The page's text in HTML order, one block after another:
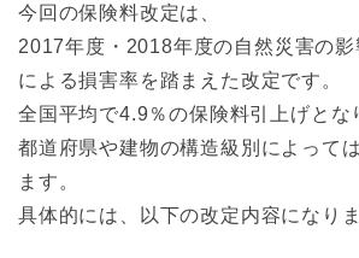
今回の保険料改定は、
2017年度・2018年度の自然災害の
による損害率を踏まえた改定です。
全国平均で4.9％の保険料引上げとな
都道府県や建物の構造級別によって
ます。
具体的には、以下の改定内容になりま